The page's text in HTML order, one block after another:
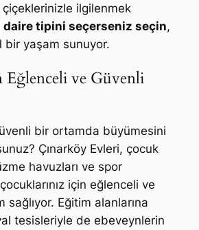
ilgilenmek
daire tipini seçerseniz seçin,
bir yaşam sunuyor.
ve Güvenli
bir ortamda büyümesini
Çınarköy Evleri, çocuk
havuzları ve spor
için eğlenceli ve
Eğitim alanlarına
tesisleriyle de ebeveynlerin